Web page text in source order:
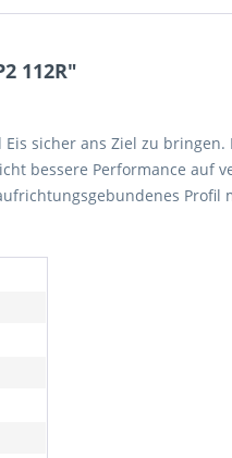
112R"
sicher ans Ziel zu
bessere Performance auf